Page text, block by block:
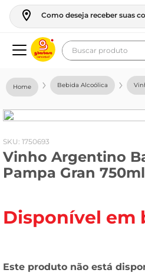
Como deseja receber suas
Buscar produto
Bebida Alcoólica
: 1750693
Vinho Argentino
Pampa Gran 750ml
Disponível em
geladeira
fogao
café
cerveja
leite